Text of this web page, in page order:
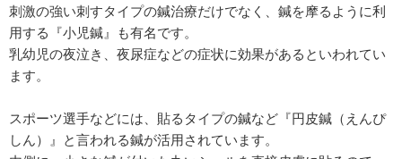
刺激の強い刺すタイプの鍼治療だけでなく、鍼を摩るように利
用する『小児鍼』も有名です。
乳幼児の夜泣き、夜尿症などの症状に効果があるといわれてい
ます。
スポーツ選手などには、貼るタイプの鍼など『円皮鍼（えんぴ
しん）』と言われる鍼が活用されています。